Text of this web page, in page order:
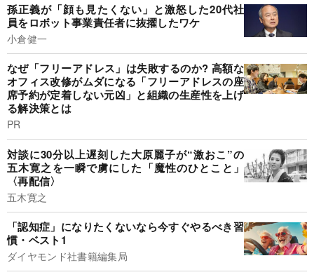
孫正義が「顔も見たくない」と激怒した20代社
員をロボット事業責任者に抜擢したワケ
小倉健一
なぜ「フリーアドレス」は失敗するのか? 高額な
オフィス改修がムダになる「フリーアドレスの座
席予約が定着しない元凶」と組織の生産性を上げ
る解決策とは
PR
対談に30分以上遅刻した大原麗子が“激おこ”の
五木寛之を一瞬で虜にした「魔性のひとこと」
〈再配信〉
五木寛之
「認知症」になりたくないなら今すぐやるべき習
慣・ベスト1
ダイヤモンド社書籍編集局